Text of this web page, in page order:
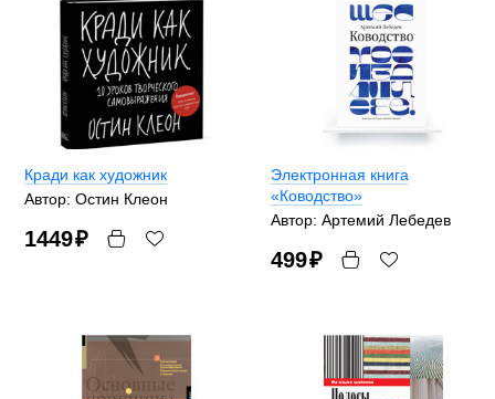
Кради как художник
Автор: Остин Клеон
1449₽
Электронная книга
«Ководство»
Автор: Артемий Лебедев
499₽